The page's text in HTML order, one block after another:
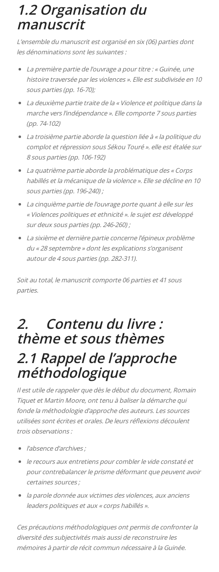
1.2 Organisation du
manuscrit
L’ensemble du manuscrit est organisé en six (06) parties dont
les dénominations sont les suivantes :
La première partie de l’ouvrage a pour titre : « Guinée, une
histoire traversée par les violences ». Elle est subdivisée en 10
sous parties (pp. 16-70);
La deuxième partie traite de la « Violence et politique dans la
marche vers l’indépendance ». Elle comporte 7 sous parties
(pp. 74-102)
La troisième partie aborde la question liée à « la politique du
complot et répression sous Sékou Touré ». elle est étalée sur
8 sous parties (pp. 106-192)
La quatrième partie aborde la problématique des « Corps
habillés et la mécanique de la violence ». Elle se décline en 10
sous parties (pp. 196-240) ;
La cinquième partie de l’ouvrage porte quant à elle sur les
« Violences politiques et ethnicité ». le sujet est développé
sur deux sous parties (pp. 246-260) ;
La sixième et dernière partie concerne l’épineux problème
du « 28 septembre » dont les explications s’organisent
autour de 4 sous parties (pp. 282-311).
Soit au total, le manuscrit comporte 06 parties et 41 sous
parties.
2. Contenu du livre :
thème et sous thèmes
2.1 Rappel de l’approche
méthodologique
Il est utile de rappeler que dès le début du document, Romain
Tiquet et Martin Moore, ont tenu à baliser la démarche qui
fonde la méthodologie d’approche des auteurs. Les sources
utilisées sont écrites et orales. De leurs réflexions découlent
trois observations :
l’absence d’archives ;
le recours aux entretiens pour combler le vide constaté et
pour contrebalancer le prisme déformant que peuvent avoir
certaines sources ;
la parole donnée aux victimes des violences, aux anciens
leaders politiques et aux « corps habillés ».
Ces précautions méthodologiques ont permis de confronter la
diversité des subjectivités mais aussi de reconstruire les
mémoires à partir de récit commun nécessaire à la Guinée.